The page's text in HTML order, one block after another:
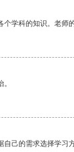
学科的知识。老师
己的需求选择学习